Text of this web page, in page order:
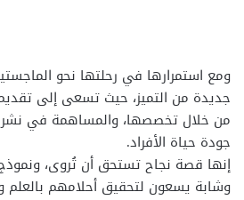
ومع استمرارها في رحلتها نحو
جديدة من التميز، حيث تسعى إلى
من خلال تخصصها، والمساهمة في
جودة حياة الأفراد.
إنها قصة نجاح تستحق أن تُروى،
وشابة يسعون لتحقيق أحلامهم بالعلم